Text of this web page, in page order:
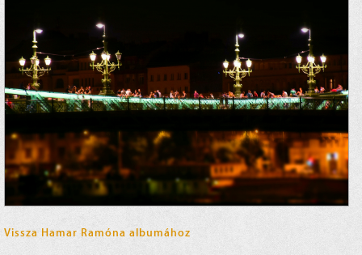
Vissza Hamar Ramóna albumához